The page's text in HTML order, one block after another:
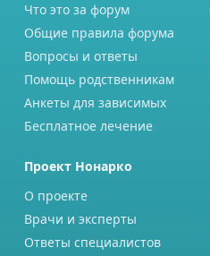
Что это за форум
Общие правила форума
Вопросы и ответы
Помощь родственникам
Анкеты для зависимых
Бесплатное лечение
Проект Нонарко
О проекте
Врачи и эксперты
Ответы специалистов